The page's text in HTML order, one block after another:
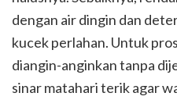
dengan air dingin dan
kucek perlahan. Untuk
diangin-anginkan tanpa
sinar matahari terik agar